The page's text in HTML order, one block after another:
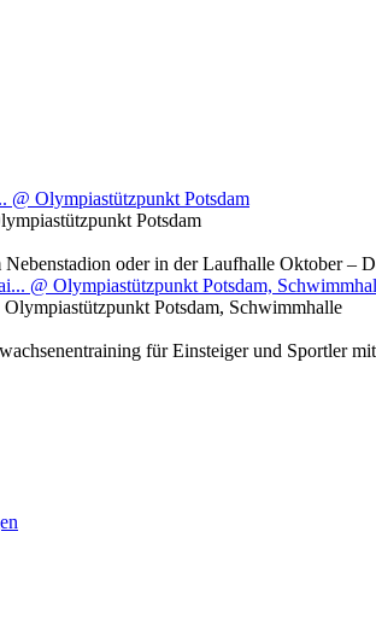
@ Olympiastützpunkt Potsdam
Potsdam
oder in der Laufhalle Oktober –
@ Olympiastützpunkt Potsdam,
Olympiastützpunkt Potsdam, Schwimmhalle
für Einsteiger und Sportler